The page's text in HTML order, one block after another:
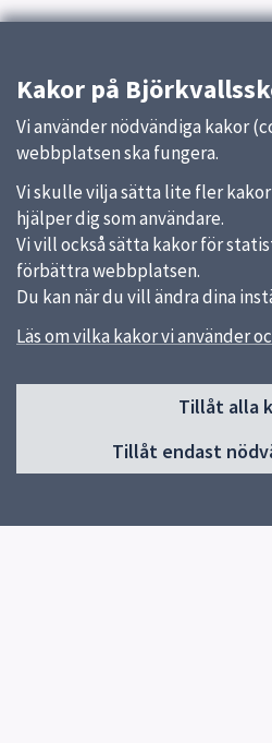
Kakor på
Vi använder nödvändiga kakor
webbplatsen ska fungera.
Vi skulle vilja sätta lite fler
hjälper dig som användare.
Vi vill också sätta kakor för
förbättra webbplatsen.
Du kan när du vill ändra dina
Läs om vilka kakor vi använder
Tillåt alla
Tillåt endast